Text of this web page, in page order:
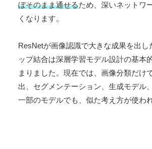
ぼそのまま通せるため、深いネットワ
くなります。
ResNetが画像認識で大きな成果を出し
ップ結合は深層学習モデル設計の基本
まりました。現在では、画像分類だけ
出、セグメンテーション、生成モデル
一部のモデルでも、似た考え方が使わ